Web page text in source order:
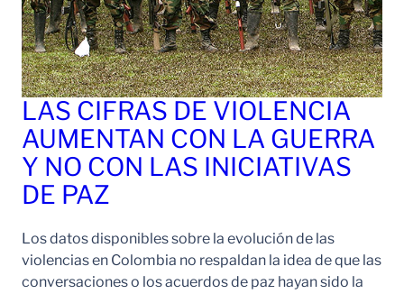
LAS CIFRAS DE VIOLENCIA
AUMENTAN CON LA GUERRA
Y NO CON LAS INICIATIVAS
DE PAZ
Los datos disponibles sobre la evolución de las
violencias en Colombia no respaldan la idea de que las
conversaciones o los acuerdos de paz hayan sido la